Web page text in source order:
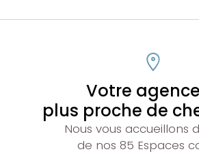
Votre
plus proche de
Nous vous accueillons
de nos 85 Espaces